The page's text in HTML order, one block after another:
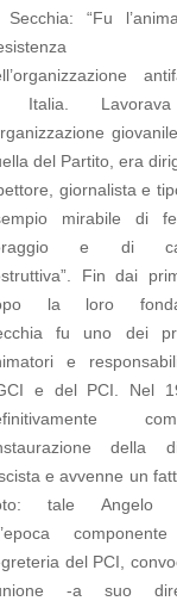
“Fu
Italia.
del Partito, era
giornalista e
mirabile di
e di
Fin dai
la loro
fu uno dei
e
e del PCI. Nel
della
e avvenne un
tale Angelo
del PCI,
-a suo